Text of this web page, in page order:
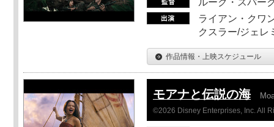
ライアン・クワ
クスラー/ジェレ
作品情報・上映スケジュール
モアナと伝説の海
©2026 Disney Enterprises, Inc. All